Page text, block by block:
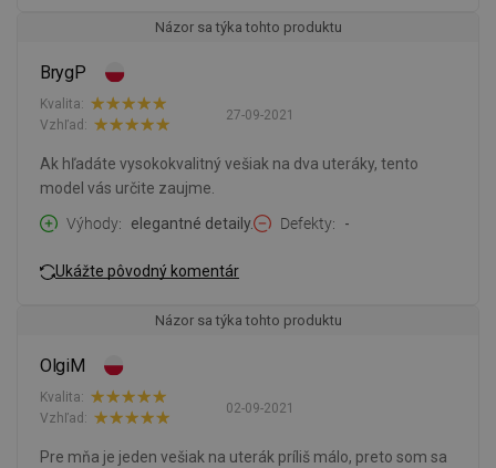
Názor sa týka tohto produktu
BrygP
27-09-2021
Kvalita:
Vzhľad:
Ak hľadáte vysokokvalitný vešiak na dva uteráky, tento
model vás určite zaujme.
Výhody
elegantné detaily. Defekty -
Ukážte pôvodný komentár
Názor sa týka tohto produktu
OlgiM
02-09-2021
Kvalita:
Vzhľad:
Pre mňa je jeden vešiak na uterák príliš málo, preto som sa